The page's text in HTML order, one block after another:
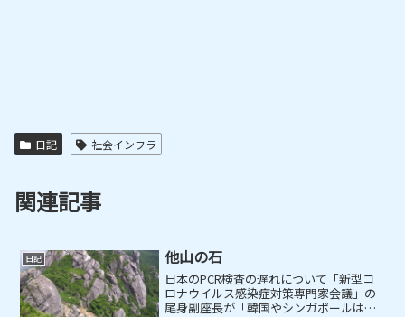
日記 社会インフラ
関連記事
日記 他山の石
日本のPCR検査の遅れについて「新型コ
ロナウイルス感染症対策専門家会議」の
尾身副座長が「韓国やシンガポールは